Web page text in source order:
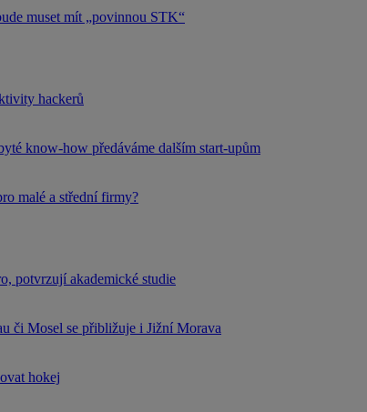
muset mít „povinnou STK“
hackerů
know-how předáváme dalším start-upům
malé a střední firmy?
potvrzují akademické studie
či Mosel se přibližuje i Jižní Morava
hokej